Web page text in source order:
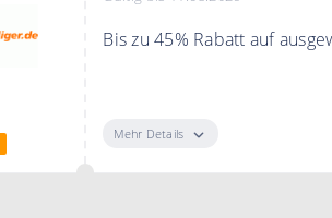
Bis zu 45% Rabatt auf
Mehr Details